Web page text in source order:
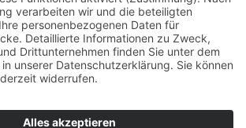
|Kontakt|Datenschutzerklärung |
Barrierefreiheitserklärung
Johannes-Hummel-Weg 1 57392 Schmallenberg